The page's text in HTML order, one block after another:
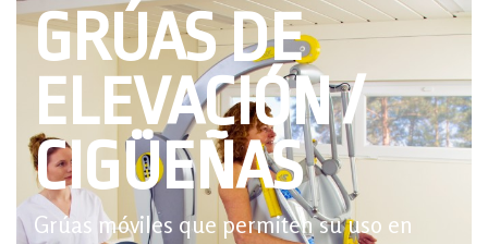
GRÚAS DE
ELEVACIÓN /
CIGÜEÑAS
Grúas móviles que permiten su uso en